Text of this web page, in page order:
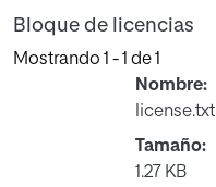
Bloque de licencias
Mostrando 1 - 1 de 1
Nombre:
license.txt
Tamaño:
1.27 KB